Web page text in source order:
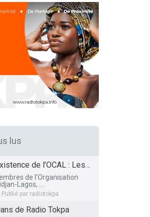
lus
des Infrastructures et Transports et de la Santé présentent le bilan et les Perspectives
de l’Organisation
Lagos, ....
Publié par radiotokpa
de Radio Tokpa